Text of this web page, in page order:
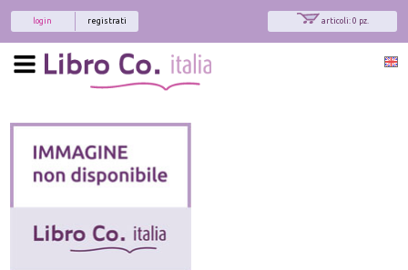
articoli: 0 pz.
registrati
login